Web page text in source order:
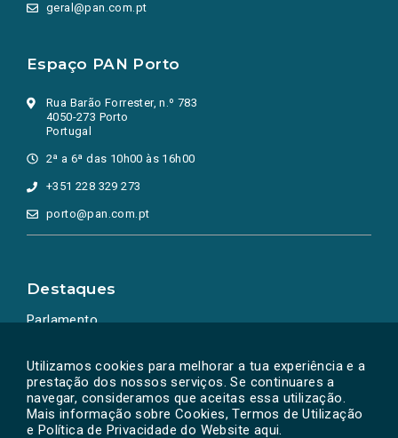
Utilizamos cookies para melhorar a tua experiência e a
prestação dos nossos serviços. Se continuares a
navegar, consideramos que aceitas essa utilização.
Mais informação sobre Cookies, Termos de Utilização
e Política de Privacidade do Website aqui.
geral@pan.com.pt
Espaço PAN Porto
Rua Barão Forrester, n.º 783
4050-273 Porto
Portugal
2ª a 6ª das 10h00 às 16h00
+351 228 329 273
porto@pan.com.pt
Destaques
Parlamento